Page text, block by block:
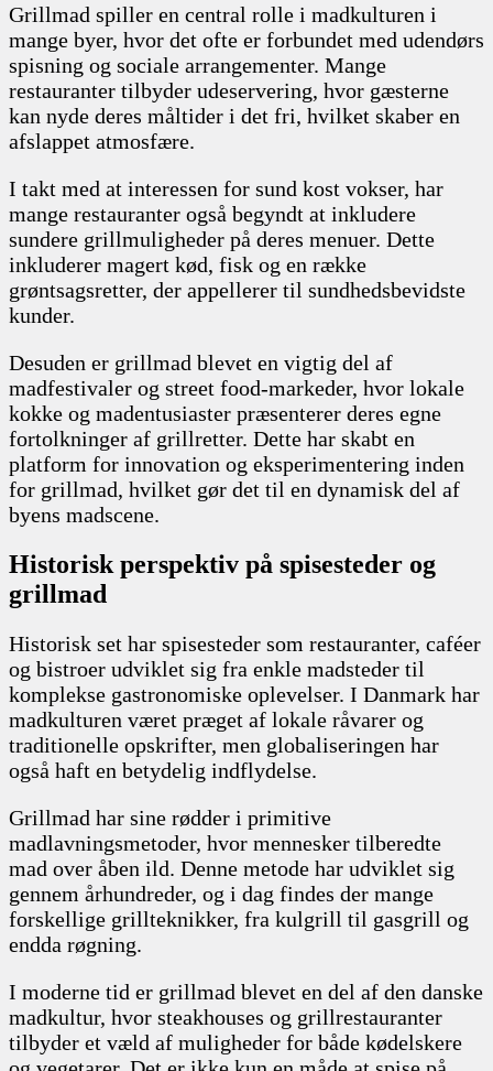
Grillmad spiller en central rolle i madkulturen i
mange byer, hvor det ofte er forbundet med udendørs
spisning og sociale arrangementer. Mange
restauranter tilbyder udeservering, hvor gæsterne
kan nyde deres måltider i det fri, hvilket skaber en
afslappet atmosfære.
I takt med at interessen for sund kost vokser, har
mange restauranter også begyndt at inkludere
sundere grillmuligheder på deres menuer. Dette
inkluderer magert kød, fisk og en række
grøntsagsretter, der appellerer til sundhedsbevidste
kunder.
Desuden er grillmad blevet en vigtig del af
madfestivaler og street food-markeder, hvor lokale
kokke og madentusiaster præsenterer deres egne
fortolkninger af grillretter. Dette har skabt en
platform for innovation og eksperimentering inden
for grillmad, hvilket gør det til en dynamisk del af
byens madscene.
Historisk perspektiv på spisesteder og
grillmad
Historisk set har spisesteder som restauranter, caféer
og bistroer udviklet sig fra enkle madsteder til
komplekse gastronomiske oplevelser. I Danmark har
madkulturen været præget af lokale råvarer og
traditionelle opskrifter, men globaliseringen har
også haft en betydelig indflydelse.
Grillmad har sine rødder i primitive
madlavningsmetoder, hvor mennesker tilberedte
mad over åben ild. Denne metode har udviklet sig
gennem århundreder, og i dag findes der mange
forskellige grillteknikker, fra kulgrill til gasgrill og
endda røgning.
I moderne tid er grillmad blevet en del af den danske
madkultur, hvor steakhouses og grillrestauranter
tilbyder et væld af muligheder for både kødelskere